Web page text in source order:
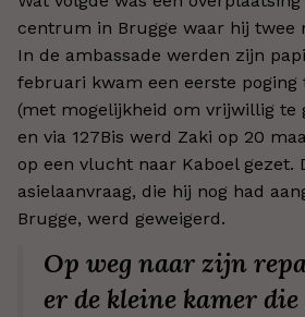
centrum in Brugge waar hij twee
In de ambassade werden zijn
februari kwam een eerste
(met mogelijkheid om vrijwillig te
en via 127Bis werd Zaki op 20
op een vlucht naar Kaboel gezet.
asielaanvraag, die hij nog had
Brugge, werd geweigerd.
Op weg naar zijn
er de kleine kamer die